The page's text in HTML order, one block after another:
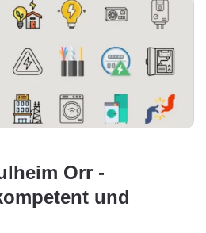
Orr -
und